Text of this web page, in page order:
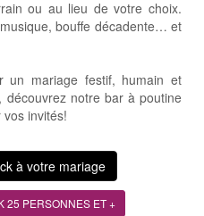
ou au lieu de votre choix.
bouffe décadente… et
un mariage festif, humain et
notre bar à poutine
invités!
à votre mariage
25 PERSONNES ET +